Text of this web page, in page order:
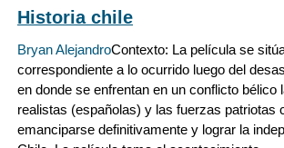
Historia chile
Bryan AlejandroContexto: La película se
correspondiente a lo ocurrido luego del
en donde se enfrentan en un conflicto bélico
realistas (españolas) y las fuerzas patriotas
emanciparse definitivamente y lograr la